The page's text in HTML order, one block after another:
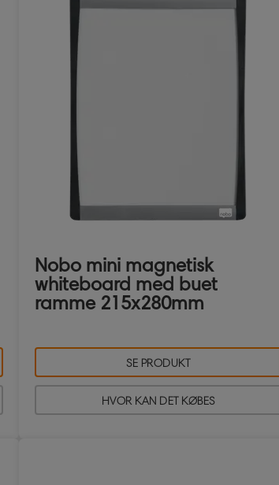
Nobo mini magnetisk
whiteboard med buet
ramme 215x280mm
SE PRODUKT
HVOR KAN DET KØBES